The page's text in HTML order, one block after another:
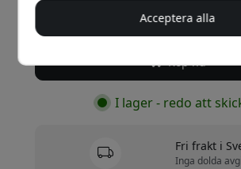
399 SEK
I lager - redo att
Fri frakt i
Inga dolda
Acceptera alla